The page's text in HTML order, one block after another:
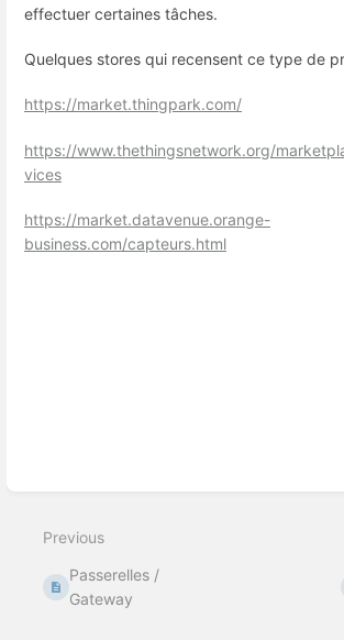
effectuer certaines tâches.
Quelques stores qui recensent ce type de
https://market.thingpark.com/
https://www.thethingsnetwork.org/
vices
https://market.datavenue.orange-
business.com/capteurs.html
Previous
Passerelles /
Gateway